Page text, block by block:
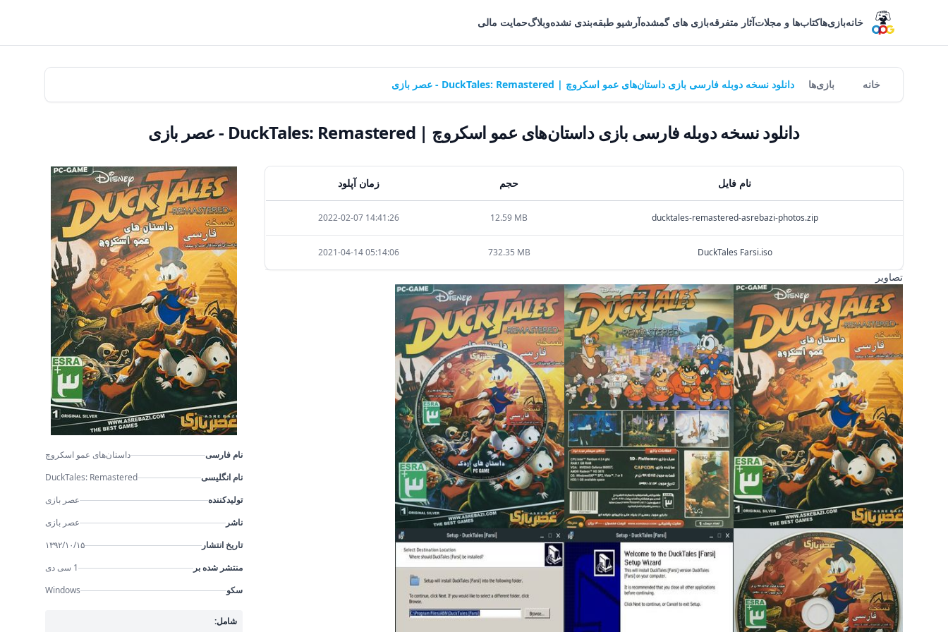
خانهبازی‌هاکتاب‌ها و مجلاتآثار متفرقهبازی های گمشدهآرشیو طبقه‌بندی نشدهوبلاگحمایت مالی
خانه بازی‌ها دانلود نسخه دوبله فارسی بازی داستان‌های عمو اسکروچ | DuckTales: Remastered - عصر بازی
دانلود نسخه دوبله فارسی بازی داستان‌های عمو اسکروچ | DuckTales: Remastered - عصر بازی
نام فایل حجم زمان آپلود
ducktales-remastered-asrebazi-photos.zip
12.59 MB
2022-02-07 14:41:26
DuckTales Farsi.iso
732.35 MB
2021-04-14 05:14:06
تصاویر
نام فارسی
داستان‌های عمو اسکروچ
نام انگلیسی
DuckTales: Remastered
تولیدکننده
عصر بازی
ناشر
عصر بازی
تاریخ انتشار
۱۳۹۲/۱۰/۱۵
منتشر شده بر
1 سی دی
سکو
Windows
شامل: